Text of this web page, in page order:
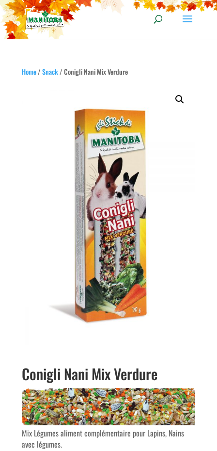
Home/Snack/ Conigli Nani Mix Verdure
Conigli Nani Mix Verdure
Mix Légumes aliment complémentaire pour Lapins, Nains
avec légumes.